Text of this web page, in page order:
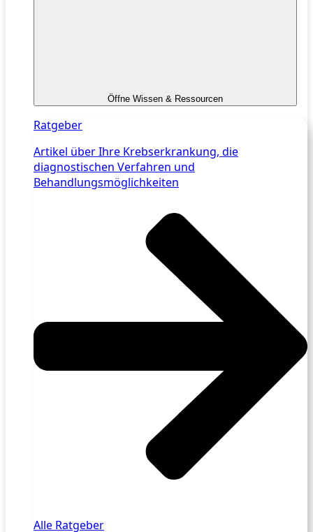
Öffne Wissen & Ressourcen
Ratgeber
Artikel über Ihre Krebserkrankung, die
diagnostischen Verfahren und
Behandlungsmöglichkeiten
Alle Ratgeber